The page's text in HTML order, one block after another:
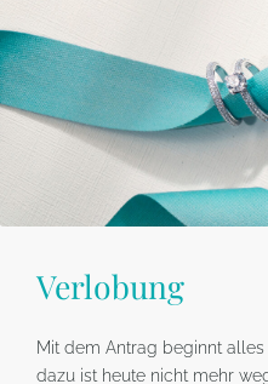
Verlobung
Mit dem Antrag beginnt
dazu ist heute nicht mehr